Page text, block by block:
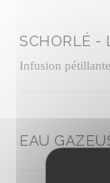
SCHORLÉ -
Infusion
EAU